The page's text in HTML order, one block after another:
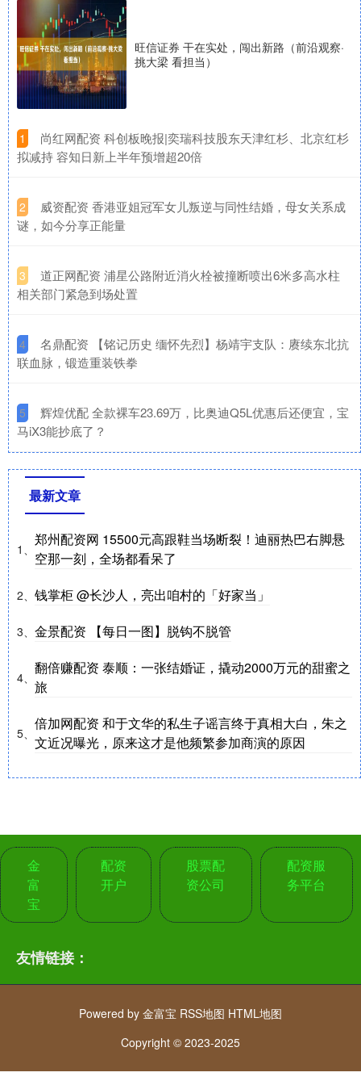
旺信证券 干在实处，闯出新路（前沿观察·
挑大梁 看担当）
1
​尚红网配资 科创板晚报|奕瑞科技股东天津红杉、北京红杉
拟减持 容知日新上半年预增超20倍
2
​威资配资 香港亚姐冠军女儿叛逆与同性结婚，母女关系成
谜，如今分享正能量
3
​道正网配资 浦星公路附近消火栓被撞断喷出6米多高水柱
相关部门紧急到场处置
4
​名鼎配资 【铭记历史 缅怀先烈】杨靖宇支队：赓续东北抗
联血脉，锻造重装铁拳
5
​辉煌优配 全款裸车23.69万，比奥迪Q5L优惠后还便宜，宝
马iX3能抄底了？
最新文章
1、
郑州配资网 15500元高跟鞋当场断裂！迪丽热巴右脚悬
空那一刻，全场都看呆了
2、 钱掌柜 @长沙人，亮出咱村的「好家当」
3、 金景配资 【每日一图】脱钩不脱管
4、
翻倍赚配资 泰顺：一张结婚证，撬动2000万元的甜蜜之
旅
5、
倍加网配资 和于文华的私生子谣言终于真相大白，朱之
文近况曝光，原来这才是他频繁参加商演的原因
金
富
宝
配资
开户
股票配
资公司
配资服
务平台
友情链接：
Powered by 金富宝 RSS地图 HTML地图
Copyright © 2023-2025